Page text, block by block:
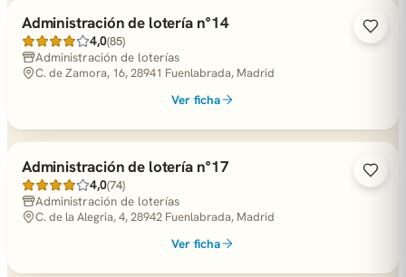
Administración de lotería n°14
4,0(85)
Administración de loterías
C. de Zamora, 16, 28941 Fuenlabrada, Madrid
Ver ficha
Administración de lotería n°17
4,0(74)
Administración de loterías
C. de la Alegria, 4, 28942 Fuenlabrada, Madrid
Ver ficha